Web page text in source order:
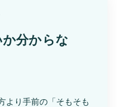
か分からな
より手前の「そもそも